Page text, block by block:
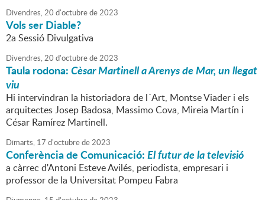
Divendres,20 d'octubrede2023
Vols ser Diable?
2a Sessió Divulgativa
Divendres,20 d'octubrede2023
Taula rodona:Cèsar Martinell a Arenys de Mar, un llegat
viu
Hi intervindran la historiadora de l´Art, Montse Viader i els
arquitectes Josep Badosa, Massimo Cova, Mireia Martín i
César Ramírez Martinell.
Dimarts, 17 d'octubrede2023
Conferència de Comunicació:El futur de la televisió
a càrrec d'Antoni Esteve Avilés, periodista, empresari i
professor de la Universitat Pompeu Fabra